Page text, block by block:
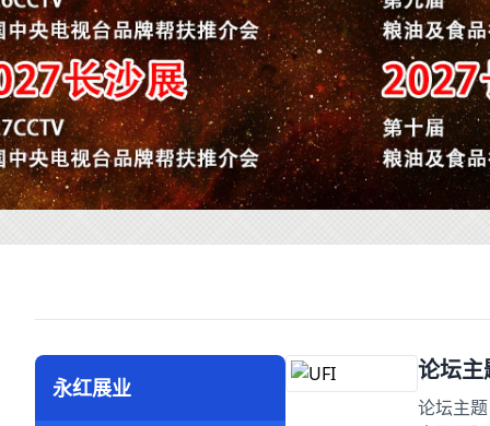
永红展业
论坛主
论坛主